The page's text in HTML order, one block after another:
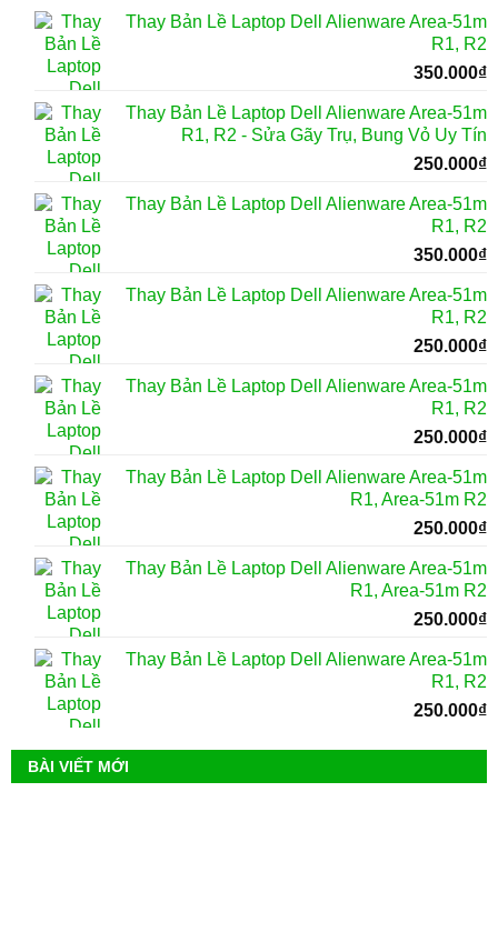
Thay Bản Lề Laptop Dell Alienware Area-51m
R1, R2
350.000₫
Thay Bản Lề Laptop Dell Alienware Area-51m
R1, R2 - Sửa Gãy Trụ, Bung Vỏ Uy Tín
250.000₫
Thay Bản Lề Laptop Dell Alienware Area-51m
R1, R2
350.000₫
Thay Bản Lề Laptop Dell Alienware Area-51m
R1, R2
250.000₫
Thay Bản Lề Laptop Dell Alienware Area-51m
R1, R2
250.000₫
Thay Bản Lề Laptop Dell Alienware Area-51m
R1, Area-51m R2
250.000₫
Thay Bản Lề Laptop Dell Alienware Area-51m
R1, Area-51m R2
250.000₫
Thay Bản Lề Laptop Dell Alienware Area-51m
R1, R2
250.000₫
BÀI VIẾT MỚI